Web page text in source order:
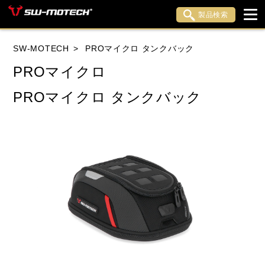
製品検索
HONDA YAMAHA SUZUKI
HARLEY DAVIDSON
HUSQVANA INDIAN KTM
MOTO GUZZI MOTO MORINI
ROYAL ENFIELD
SW-MOTECH PROマイクロ タンクバック
PROマイクロ
PROマイクロ タンクバック